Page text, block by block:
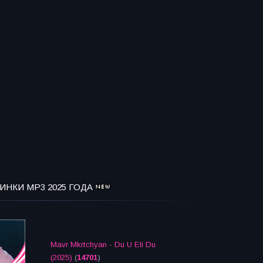
MP3 2025 ГОДА
Mavr Mkrtchyan - Du U Eli Du
(2025) (14701)